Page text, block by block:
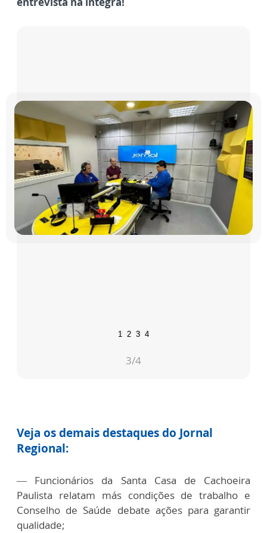
1 2 3 4
3/4
Veja os demais destaques do Jornal
Regional:
— Funcionários da Santa Casa de Cachoeira
Paulista relatam más condições de trabalho e
Conselho de Saúde debate ações para garantir
qualidade;